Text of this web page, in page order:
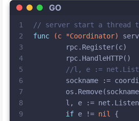
GO
1
2
3
4
5
6
7
8
9
// server start a thread
func
(c *Coordinator)
	rpc.Register(c)
	rpc.HandleHTTP()
//l, e :=
sockname :=
l, e :=
if e != nil {